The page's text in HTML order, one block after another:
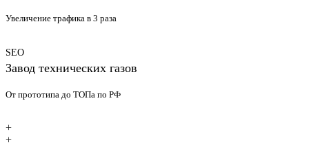
Увеличение трафика в 3 раза
SEO
Завод технических газов
От прототипа до ТОПа по РФ
+
+